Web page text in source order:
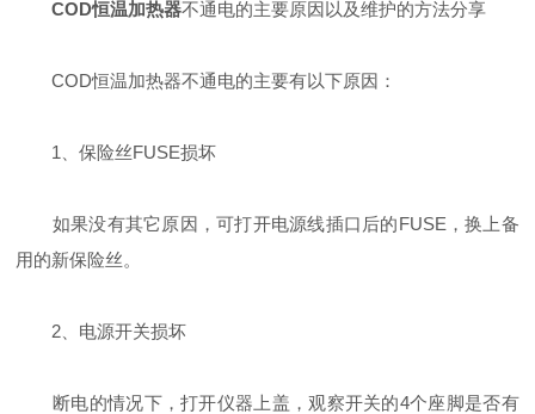
COD恒温加热器不通电的主要原因以及维护的方法分享
COD恒温加热器不通电的主要有以下原因：
1、保险丝FUSE损坏
如果没有其它原因，可打开电源线插口后的FUSE，换上备
用的新保险丝。
2、电源开关损坏
断电的情况下，打开仪器上盖，观察开关的4个座脚是否有